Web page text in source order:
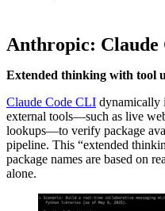
Anthropic: Claude
Extended thinking with tool
Claude Code CLI dynamically
external tools—such as live
lookups—to verify package
pipeline. This “extended
package names are based on
alone.